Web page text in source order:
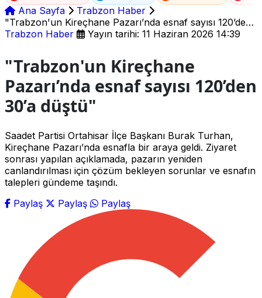
Ana Sayfa
Trabzon Haber
"Trabzon'un Kireçhane Pazarı’nda esnaf sayısı 120’den
30’a düştü"
Trabzon Haber Yayın tarihi: 11 Haziran 2026 14:39
"Trabzon'un Kireçhane
Pazarı’nda esnaf sayısı 120’den
30’a düştü"
Saadet Partisi Ortahisar İlçe Başkanı Burak Turhan,
Kireçhane Pazarı’nda esnafla bir araya geldi. Ziyaret
sonrası yapılan açıklamada, pazarın yeniden
canlandırılması için çözüm bekleyen sorunlar ve esnafın
talepleri gündeme taşındı.
Paylaş
Paylaş Paylaş